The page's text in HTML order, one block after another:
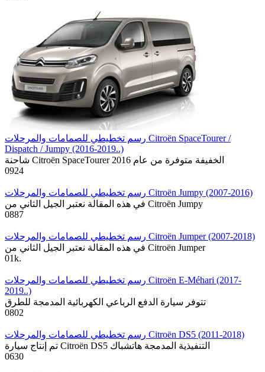
رسم تخطيطي للصمامات والمرحلات Citroën SpaceTourer /
Dispatch / Jumpy (2016-2019..)
شاحنة Citroën SpaceTourer الخفيفة متوفرة من عام 2016
0924
رسم تخطيطي للصمامات والمرحلات Citroën Jumpy (2007-2016)
في هذه المقالة نعتبر الجيل الثاني من Citroën Jumpy
0887
رسم تخطيطي للصمامات والمرحلات Citroën Jumper (2007-2018)
في هذه المقالة نعتبر الجيل الثاني من Citroën Jumper
01k.
رسم تخطيطي للصمامات والمرحلات Citroën E-Méhari (2017-
2019..)
تتوفر سيارة الدفع الرباعي الكهربائية المدمجة للطرق
0802
رسم تخطيطي للصمامات والمرحلات Citroën DS5 (2011-2018)
تم إنتاج سيارة Citroën DS5 التنفيذية المدمجة هاتشباك
0630